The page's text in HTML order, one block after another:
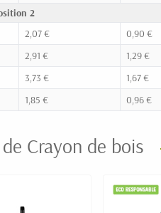
2
2,07 € 0,90 €
2,91 € 1,29 €
3,73 € 1,67 €
1,85 € 0,96 €
Crayon de bois